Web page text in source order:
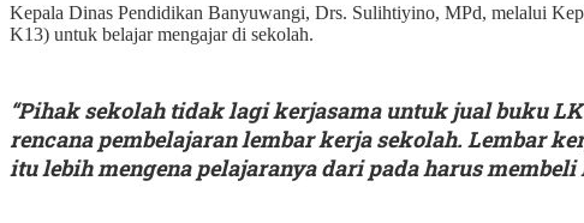
Kepala Dinas Pendidikan Banyuwangi, Drs. Sulihtiyino, MPd, melalui
K13) untuk belajar mengajar di sekolah.
“Pihak sekolah tidak lagi kerjasama untuk jual buku
rencana pembelajaran lembar kerja sekolah. Lembar
itu lebih mengena pelajaranya dari pada harus membeli